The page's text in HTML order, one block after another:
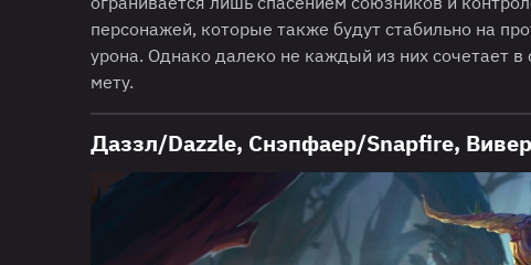
персонажей, которые также будут стабильно на
урона. Однако далеко не каждый из них сочетает
мету.
Даззл/Dazzle, Снэпфаер/Snapfire,